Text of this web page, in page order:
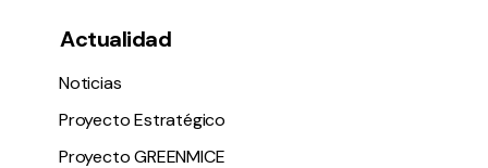
Actualidad
Noticias
Proyecto Estratégico
Proyecto GREENMICE